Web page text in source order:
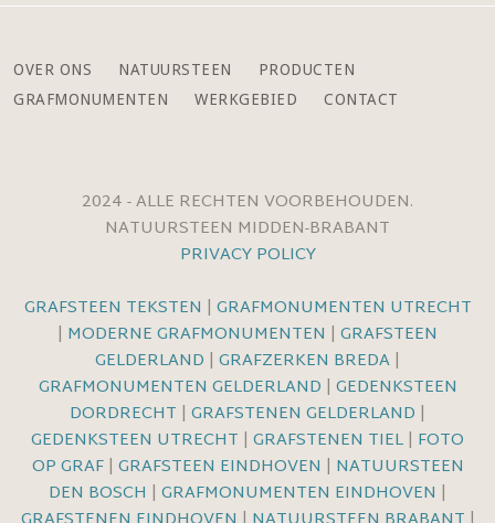
OVER ONS NATUURSTEEN
PRODUCTEN
GRAFMONUMENTEN
WERKGEBIED CONTACT
2024 - ALLE RECHTEN VOORBEHOUDEN.
NATUURSTEEN MIDDEN-BRABANT
PRIVACY POLICY
GRAFSTEEN TEKSTEN | GRAFMONUMENTEN UTRECHT
| MODERNE GRAFMONUMENTEN | GRAFSTEEN
GELDERLAND | GRAFZERKEN BREDA|
GRAFMONUMENTEN GELDERLAND | GEDENKSTEEN
DORDRECHT | GRAFSTENEN GELDERLAND |
GEDENKSTEEN UTRECHT | GRAFSTENEN TIEL| FOTO
OP GRAF| GRAFSTEEN EINDHOVEN | NATUURSTEEN
DEN BOSCH | GRAFMONUMENTEN EINDHOVEN |